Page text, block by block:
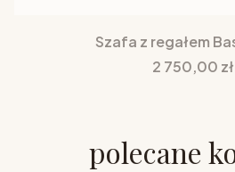
Szafa z regałem
Cena
2 750,00 zł
polecane